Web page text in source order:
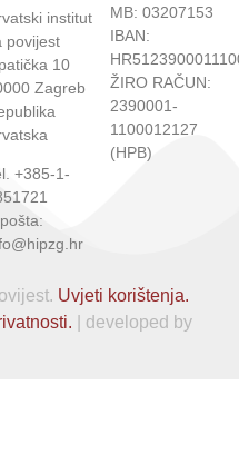
institut
povijest
10
Zagreb
+385-1-
MB: 03207153
IBAN:
ŽIRO RAČUN:
2390001-
1100012127
(HPB)
Uvjeti korištenja.
| developed by